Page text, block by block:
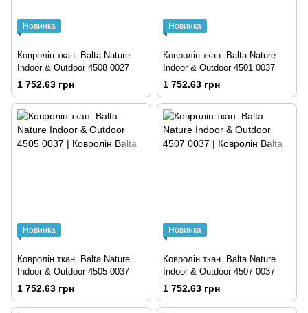
Новинка
Ковролін ткан. Balta Nature
Indoor & Outdoor 4508 0027
1 752.63 грн
Новинка
Ковролін ткан. Balta Nature
Indoor & Outdoor 4501 0037
1 752.63 грн
Новинка
Ковролін ткан. Balta Nature
Indoor & Outdoor 4505 0037
1 752.63 грн
Новинка
Ковролін ткан. Balta Nature
Indoor & Outdoor 4507 0037
1 752.63 грн